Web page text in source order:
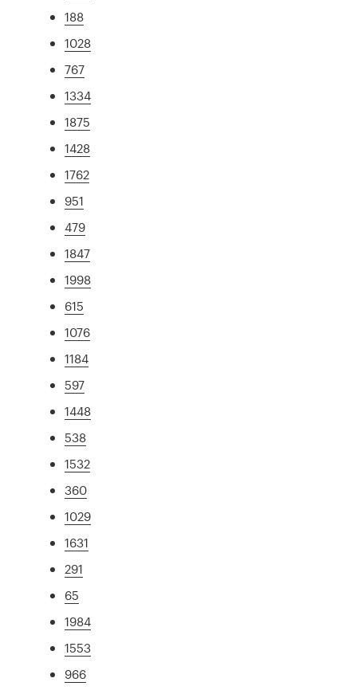
188
1028
767
1334
1875
1428
1762
951
479
1847
1998
615
1076
1184
597
1448
538
1532
360
1029
1631
291
65
1984
1553
966